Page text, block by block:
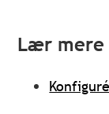
Lær mere